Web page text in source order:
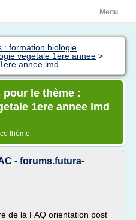
Menu
: formation biologie
vegetale 1ere annee >
annee lmd
le thème :
1ere annee lmd
thème
- forums.futura-
de la FAQ orientation post